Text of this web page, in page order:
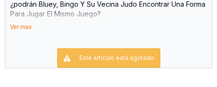
¿podrán Bluey, Bingo Y Su Vecina Judo Encontrar Una Forma
Para Jugar El Mismo Juego?
Ver mas
Este artículo está agotado.